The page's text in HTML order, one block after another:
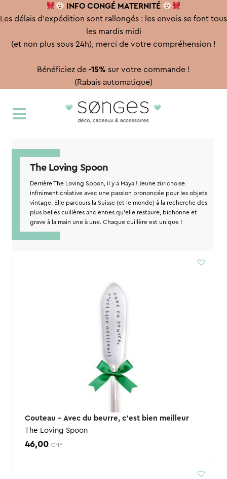
INFO CONGÉ MATERNITÉ
Les délais d'expédition sont rallongés : les envois se font tous
les mardis midi
(et non plus sous 24h), merci de votre compréhension !
Bénéficiez de -15% sur votre commande !
(Rabais automatique)
à
au
The Loving Spoon
Derrière The Loving Spoon, il y a Maya ! Jeune zürichoise
infiniment créative avec une passion prononcée pour les objets
vintage. Elle parcours la Suisse (et le monde) à la recherche des
plus belles cuillères anciennes qu'elle restaure, bichonne et
grave à la main une à une. Chaque cuillère est unique !
Couteau – Avec du beurre, c’est bien meilleur
The Loving Spoon
46,00 CHF